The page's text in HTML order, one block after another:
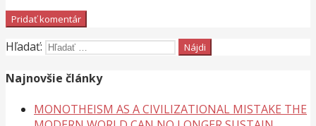
Hľadať:
Najnovšie články
MONOTHEISM AS A CIVILIZATIONAL MISTAKE THE